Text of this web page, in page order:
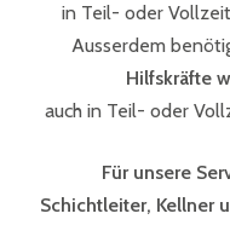
in Teil- oder
Ausserdem
Hilfskräfte
auch in Teil- oder
Für unsere
Schichtleiter, Kellner